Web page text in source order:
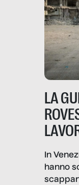
LA
In
hanno